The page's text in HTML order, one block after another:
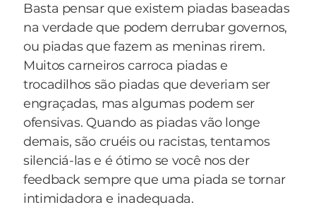
Antônio Morrendo das Dores,
Antonio Noites e Dias,
Antônio P. Testa,
Antonio Pechincha,
Antônio Querido Fracasso,
Antonio Treze de Junho de Mil Novecentos e
Dezessete,
Antônio v**... Prematuro,
Apurinã da Floresta Brasileira,
Araci do Precioso Sangue,
Argentino Argenta,
atrás dele e o achou deitado no chão,então
perguntou "Frederico tu ta vivo?"
"SSSHHIII!Eu tô tentando pegar aquelas
negonas lá em cima!"(os urubus)
Basta pensar que existem piadas baseadas
na verdade que podem derrubar governos,
ou piadas que fazem as meninas rirem.
Muitos carneiros carroca piadas e
trocadilhos são piadas que deveriam ser
engraçadas, mas algumas podem ser
ofensivas. Quando as piadas vão longe
demais, são cruéis ou racistas, tentamos
silenciá-las e é ótimo se você nos der
feedback sempre que uma piada se tornar
intimidadora e inadequada.